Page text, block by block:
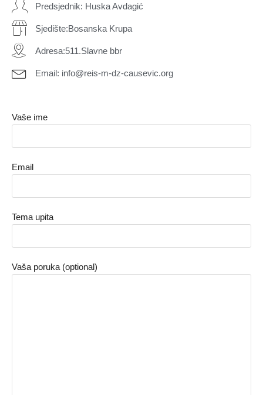
Predsjednik: Huska Avdagić
Sjedište:Bosanska Krupa
Adresa:511.Slavne bbr
Email: info@reis-m-dz-causevic.org
Vaše ime
Email
Tema upita
Vaša poruka (optional)